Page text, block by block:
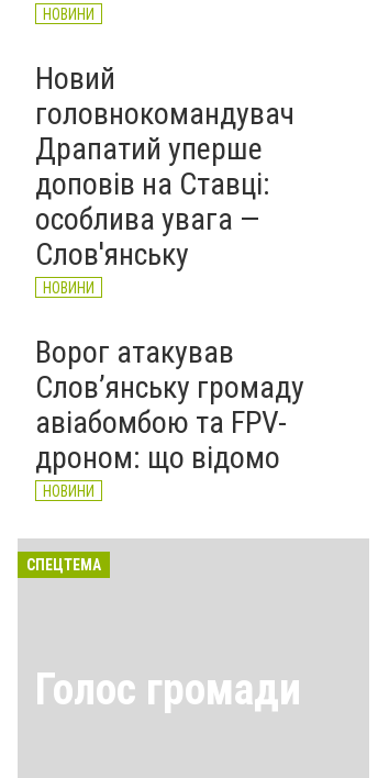
НОВИНИ
Новий
головнокомандувач
Драпатий уперше
доповів на Ставці:
особлива увага —
Слов'янську
НОВИНИ
Ворог атакував
Слов’янську громаду
авіабомбою та FPV-
дроном: що відомо
НОВИНИ
СПЕЦТЕМА
Голос громади